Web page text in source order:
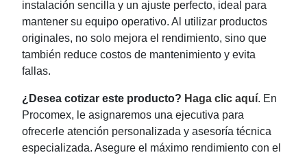
instalación sencilla y un ajuste perfecto, ideal para
mantener su equipo operativo. Al utilizar productos
originales, no solo mejora el rendimiento, sino que
también reduce costos de mantenimiento y evita
fallas.
¿Desea cotizar este producto? Haga clic aquí. En
Procomex, le asignaremos una ejecutiva para
ofrecerle atención personalizada y asesoría técnica
especializada. Asegure el máximo rendimiento con el